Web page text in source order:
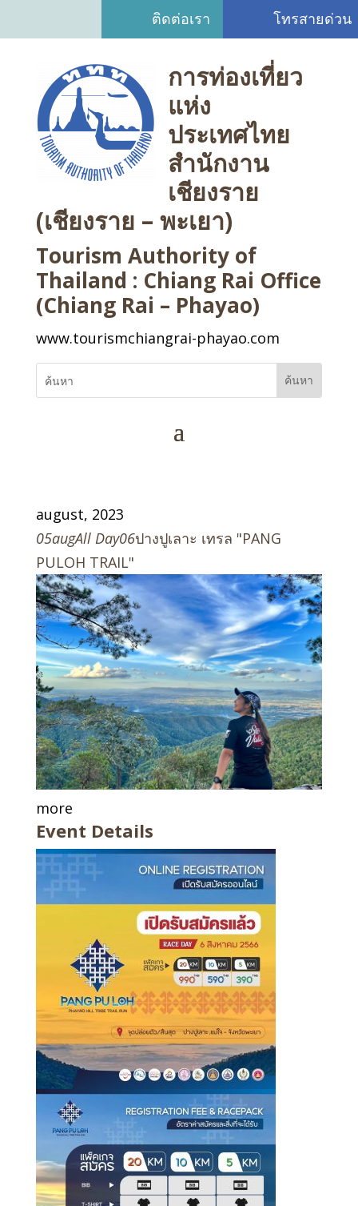
ติดต่อเรา โทรสายด่วน
การท่องเที่ยว
แห่ง
ประเทศไทย
สำนักงาน
เชียงราย
(เชียงราย – พะเยา)
Tourism Authority of
Thailand : Chiang Rai Office
(Chiang Rai – Phayao)
www.tourismchiangrai-phayao.com
august, 2023
05augAll Day06ปางปูเลาะ เทรล "PANG
PULOH TRAIL"
more
Event Details